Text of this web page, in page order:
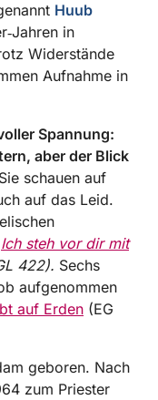
Huub
in
Widerstände
Aufnahme in
Spannung:
aber der Blick
Sie schauen auf
auf das Leid.
Ich steh vor dir mit
422). Sechs
aufgenommen
auf Erden (EG
geboren. Nach
zum Priester